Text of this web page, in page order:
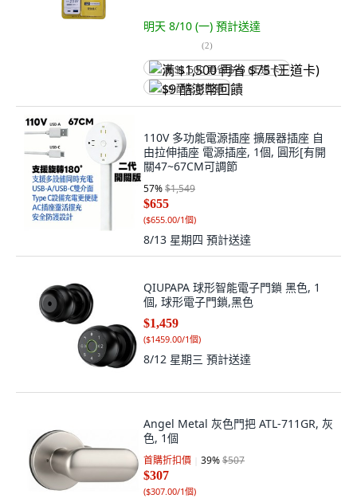
明天 8/10 (一) 預計送達
(2)
满 $1,500 再省 $75 (王道卡)
$9 酷澎幣回饋
110V 多功能電源插座 擴展器插座 自
由拉伸插座 電源插座, 1個, 圓形[有開
關47~67CM可調節
57%$1,549
$655
($655.00/1個)
8/13 星期四 預計送達
QIUPAPA 球形智能電子門鎖 黑色, 1
個, 球形電子門鎖,黑色
$1,459
($1459.00/1個)
8/12 星期三 預計送達
Angel Metal 灰色門把 ATL-711GR, 灰
色, 1個
首購折扣價 39%$507
$307
($307.00/1個)